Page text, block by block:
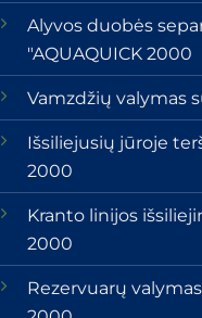
Alyvos duobės
"AQUAQUICK 2000
Vamzdžių valymas
Išsiliejusių jūroje
2000
Kranto linijos
2000
Rezervuarų